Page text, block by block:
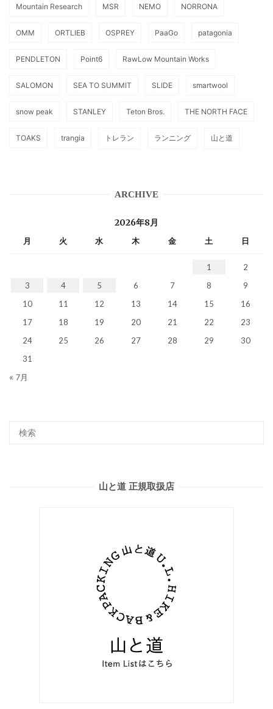
Mountain Research MSR NEMO NORRONA
OMM ORTLIEB OSPREY PaaGo patagonia
PENDLETON Point6 RawLow Mountain Works
SALOMON SEA TO SUMMIT SLIDE smartwool
snow peak STANLEY Teton Bros. THE NORTH FACE
TOAKS trangia トレラン ランニング 山と道
ARCHIVE
2026年8月
月 火 水 木 金 土 日
1
2
3
4 5 6 7 8
9
10
11 12 13 14 15
16
17
18 19 20 21 22
23
24
25 26 27 28 29
30
31
« 7月
山と道 正規取扱店